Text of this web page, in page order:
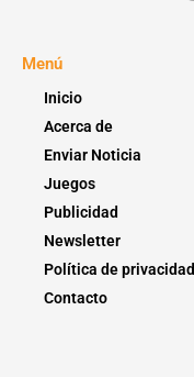
Menú
Inicio
Acerca de
Enviar Noticia
Juegos
Publicidad
Newsletter
Política de privacidad
Contacto